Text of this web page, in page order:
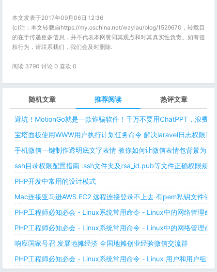
本文发表于2017年09月06日 12:36
(c)注：本文转载自https://my.oschina.net/waylau/blog/1529670，转载目
的在于传递更多信息，并不代表本网赞同其观点和对其真实性负责。如有侵
权行为，请联系我们，我们会及时删除.
阅读 3790 讨论 0 喜欢 0
随机文章 推荐阅读 热评文章
避坑！MotionGo就是一款诈骗软件！千万不要用ChatPPT，浪费时
宝塔面板使用WWW用户执行计划任务命令 解决laravel日志权限问
手机微信一键制作透明底文字表情 教你如何让微信表情包背景为
ssh目录权限配置指南 .ssh文件夹及rsa_id.pub等文件正确权限规则
PHP开发中常用的设计模式
Mac连接亚马逊AWS EC2 远程连接登录不上去 有pem私钥文件依
PHP工程师必知必会 - Linux系统常用命令 - Linux中的网络管理命
PHP工程师必知必会 - Linux系统常用命令 - Linux中的网络管理命
响应国家号召 发展地摊经济 全国地摊创业经验微信交流群
PHP工程师必知必会 - Linux系统常用命令 - Linux 用户和用户组管